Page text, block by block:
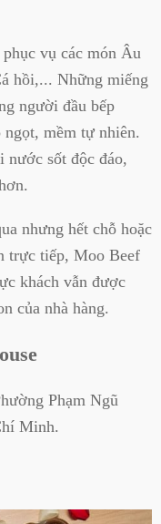
vụ các món Âu
hồi,... Những miếng
người đầu bếp
mềm tự nhiên.
sốt độc đáo,
nhưng hết chỗ hoặc
trực tiếp, Moo Beef
khách vẫn được
của nhà hàng.
Phạm Ngũ
Minh.